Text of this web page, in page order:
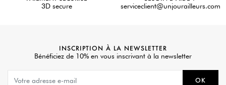
3D secure serviceclient@unjourailleurs.com
INSCRIPTION À LA NEWSLETTER
Bénéficiez de 10% en vous inscrivant à la newsletter
OK